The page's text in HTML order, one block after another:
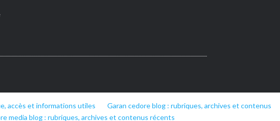
accès et informations utiles
Garan cedore blog : rubriques, archives et contenus
media blog : rubriques, archives et contenus récents